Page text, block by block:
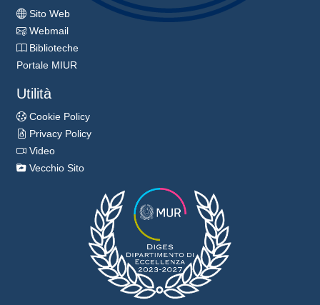
Sito Web
Webmail
Biblioteche
Portale MIUR
Utilità
Cookie Policy
Privacy Policy
Video
Vecchio Sito